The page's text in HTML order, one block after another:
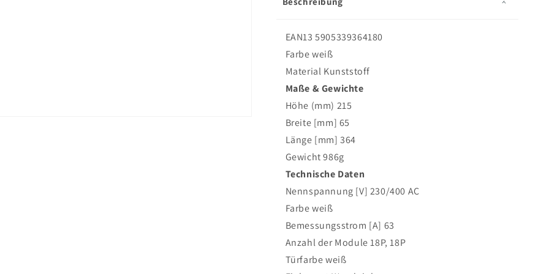
EAN13 5905339364180
Farbe weiß
Material Kunststoff
Maße & Gewichte
Höhe (mm) 215
Breite [mm] 65
Länge [mm] 364
Gewicht 986g
Technische Daten
Nennspannung [V] 230/400 AC
Farbe weiß
Bemessungsstrom [A] 63
Anzahl der Module 18P, 18P
Türfarbeweiß